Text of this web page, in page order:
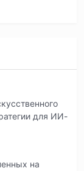
для ИИ-
на